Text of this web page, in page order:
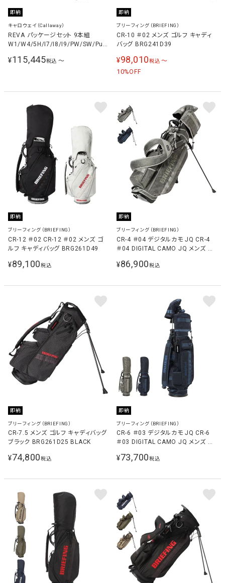
即納
キャロウェイ（Callaway）
REVA パッケージセット 9本組
W1/W4/5H/I7/I8/I9/PW/SW/Putt
ゴルフ クラブセット
¥115,445税込 〜
即納
ブリーフィング（BRIEFING）
CR-10 ＃02 メンズ ゴルフ キャディ
バッグ BRG241D39
¥98,010税込 〜
10%OFF
即納
ブリーフィング（BRIEFING）
CR-12 ＃02 CR-12 ＃02 メンズ ゴ
ルフ キャディバッグ BRG261D49
¥89,100税込
即納
ブリーフィング（BRIEFING）
CR-4 ＃04 デジタルカモ JQ CR-4
＃04 DIGITAL CAMO JQ メンズ ゴ
¥86,900税込
即納
ブリーフィング（BRIEFING）
CR-7.5 メンズ ゴルフ キャディバッグ
ブラック BRG261D25 BLACK
¥74,800税込
即納
ブリーフィング（BRIEFING）
CR-6 ＃03 デジタルカモ JQ CR-6
＃03 DIGITAL CAMO JQ メンズ ゴ
¥73,700税込